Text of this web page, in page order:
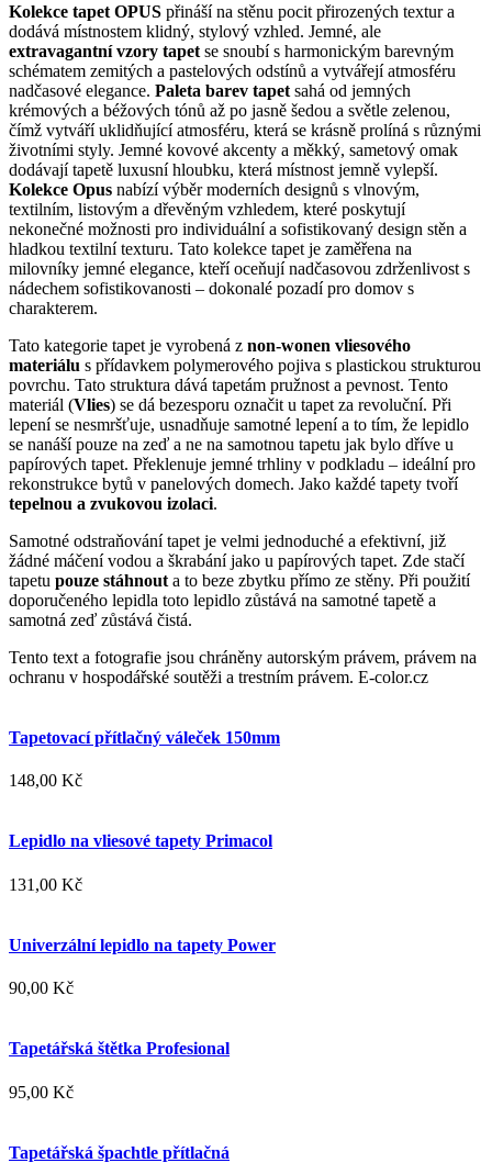
Kolekce tapet OPUS přináší na stěnu pocit přirozených textur a
dodává místnostem klidný, stylový vzhled. Jemné, ale
extravagantní vzory tapet se snoubí s harmonickým barevným
schématem zemitých a pastelových odstínů a vytvářejí atmosféru
nadčasové elegance. Paleta barev tapet sahá od jemných
krémových a béžových tónů až po jasně šedou a světle zelenou,
čímž vytváří uklidňující atmosféru, která se krásně prolíná s různými
životními styly. Jemné kovové akcenty a měkký, sametový omak
dodávají tapetě luxusní hloubku, která místnost jemně vylepší.
Kolekce Opus nabízí výběr moderních designů s vlnovým,
textilním, listovým a dřevěným vzhledem, které poskytují
nekonečné možnosti pro individuální a sofistikovaný design stěn a
hladkou textilní texturu. Tato kolekce tapet je zaměřena na
milovníky jemné elegance, kteří oceňují nadčasovou zdrženlivost s
nádechem sofistikovanosti – dokonalé pozadí pro domov s
charakterem.
Tato kategorie tapet je vyrobená z non-wonen vliesového
materiálu s přídavkem polymerového pojiva s plastickou strukturou
povrchu. Tato struktura dává tapetám pružnost a pevnost. Tento
materiál (Vlies) se dá bezesporu označit u tapet za revoluční. Při
lepení se nesmršťuje, usnadňuje samotné lepení a to tím, že lepidlo
se nanáší pouze na zeď a ne na samotnou tapetu jak bylo dříve u
papírových tapet. Překlenuje jemné trhliny v podkladu – ideální pro
rekonstrukce bytů v panelových domech. Jako každé tapety tvoří
tepelnou a zvukovou izolaci.
Samotné odstraňování tapet je velmi jednoduché a efektivní, již
žádné máčení vodou a škrabání jako u papírových tapet. Zde stačí
tapetu pouze stáhnout a to beze zbytku přímo ze stěny. Při použití
doporučeného lepidla toto lepidlo zůstává na samotné tapetě a
samotná zeď zůstává čistá.
Tento text a fotografie jsou chráněny autorským právem, právem na
ochranu v hospodářské soutěži a trestním právem. E-color.cz
Tapetovací přítlačný váleček 150mm
148,00 Kč
Lepidlo na vliesové tapety Primacol
131,00 Kč
Univerzální lepidlo na tapety Power
90,00 Kč
Tapetářská štětka Profesional
95,00 Kč
Tapetářská špachtle přítlačná